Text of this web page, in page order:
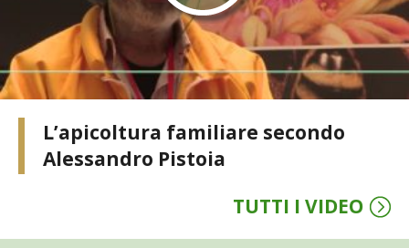
I PARTNER DI VITA IN CAMPAGNA
RASIKAL
BIOGENTS
L’apicoltura familiare secondo
Alessandro Pistoia
TUTTI I VIDEO